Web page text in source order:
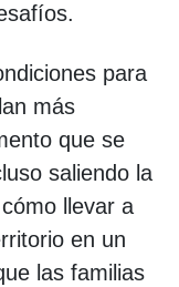
para
más
que se
saliendo la
llevar a
en un
las familias